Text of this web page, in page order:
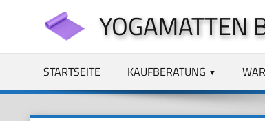
springen
YOGAMATTEN
STARTSEITE KAUFBERATUNG